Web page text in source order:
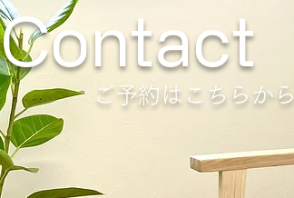
Contact
ご予約はこちらから